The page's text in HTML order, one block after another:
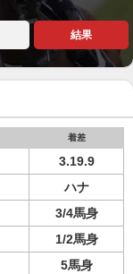
結果
着差
3.19.9
ハナ
3/4馬身
1/2馬身
5馬身